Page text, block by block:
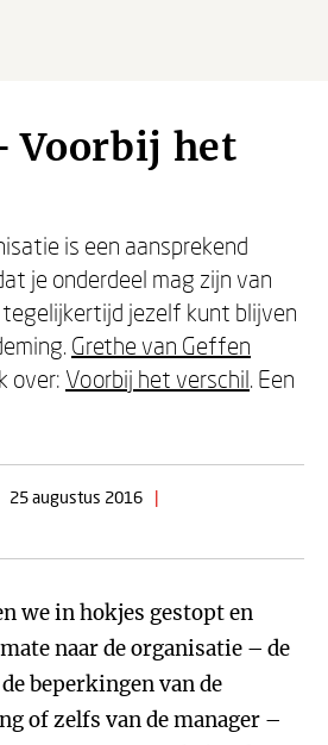
Voorbij het
is een aansprekend
je onderdeel mag zijn van
jezelf kunt blijven
Grethe van Geffen
over: Voorbij het verschil. Een
25 augustus 2016
|
we in hokjes gestopt en
naar de organisatie – de
beperkingen van de
of zelfs van de manager –